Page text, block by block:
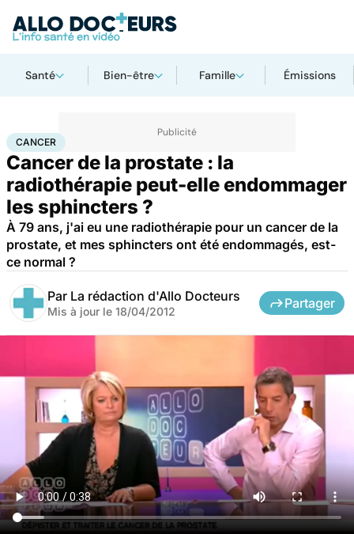
Santé Bien-être Famille Émissions
AccueilSanté Cancer
CANCER
Cancer de la prostate : la
radiothérapie peut-elle endommager
les sphincters ?
À 79 ans, j'ai eu une radiothérapie pour un cancer de la
prostate, et mes sphincters ont été endommagés, est-
ce normal ?
Par La rédaction d'Allo Docteurs
Mis à jour le 18/04/2012
Partager